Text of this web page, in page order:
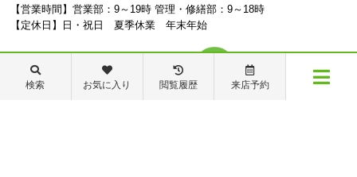
【営業時間】営業部：9～19時 管理・修繕部：9～18時
【定休日】日・祝日 夏季休業 年末年始
検索 お気に入り 閲覧履歴 来店予約